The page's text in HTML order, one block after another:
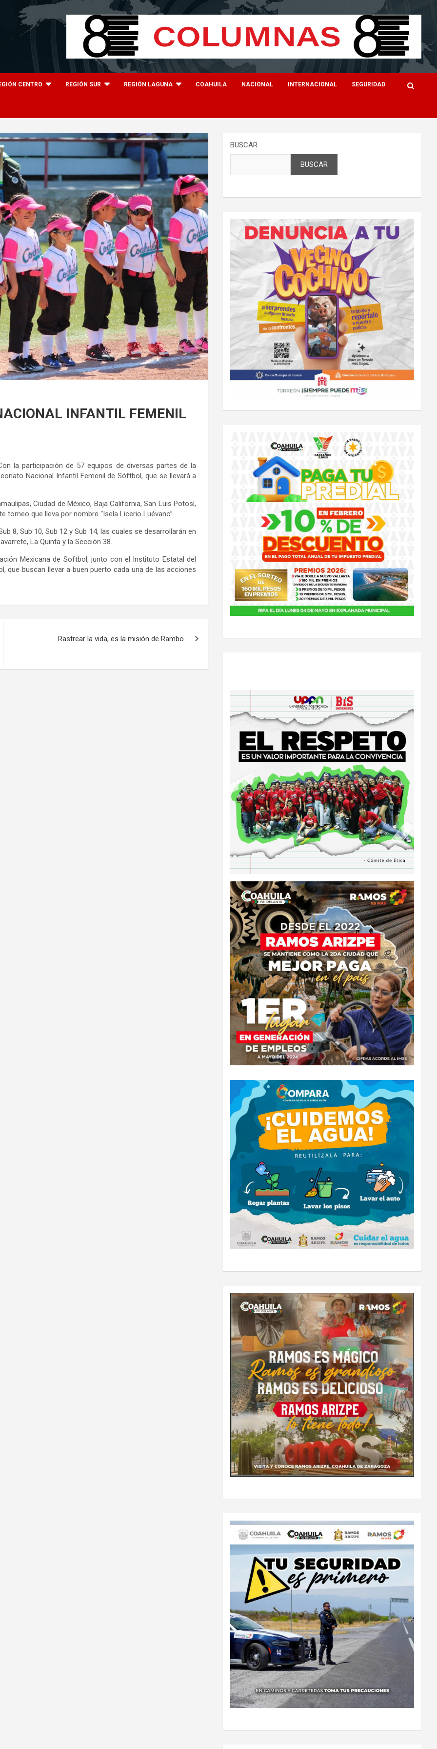
CENTRO REGIÓN SUR REGIÓN LAGUNA COAHUILA NACIONAL INTERNACIONAL SEGURIDAD
INFANTIL FEMENIL
la participación de 57 equipos de diversas partes de la
Nacional Infantil Femenil de Sóftbol, que se llevará a
Ciudad de México, Baja California, San Luis Potosí,
que lleva por nombre “Isela Licerio Luévano”.
8, Sub 10, Sub 12 y Sub 14, las cuales se desarrollarán en
La Quinta y la Sección 38.
Mexicana de Softbol, junto con el Instituto Estatal del
que buscan llevar a buen puerto cada una de las acciones
Rastrear la vida, es la misión de Rambo
BUSCAR
BUSCAR